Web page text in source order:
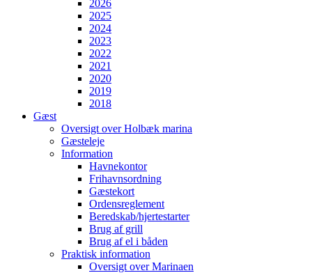
2026
2025
2024
2023
2022
2021
2020
2019
2018
Gæst
Oversigt over Holbæk marina
Gæsteleje
Information
Havnekontor
Frihavnsordning
Gæstekort
Ordensreglement
Beredskab/hjertestarter
Brug af grill
Brug af el i båden
Praktisk information
Oversigt over Marinaen